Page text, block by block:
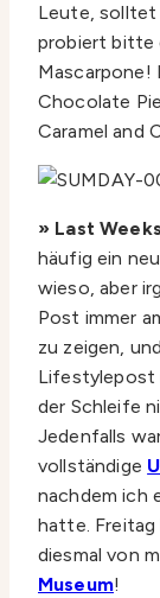
Leute, solltet
probiert bitte
Mascarpone!
Chocolate
Caramel and
» Last
häufig ein
wieso, aber
Post immer
zu zeigen,
Lifestylepost
der Schleife
Jedenfalls
vollständige
nachdem ich
hatte. Freitag
diesmal von
Museum!